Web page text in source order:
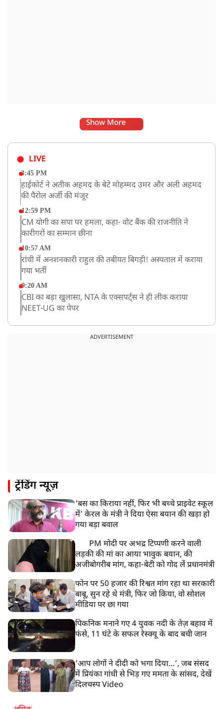
Show More
LIVE
3:45 PM
हाईकोर्ट ने अतीक अहमद के बेटे मोहम्मद उमर और अली अहमद
की पैरोल अर्जी की मंजूर
12:59 PM
CM योगी का सपा पर हमला, कहा- वोट बैंक की राजनीति ने
कारीगरों का सम्मान छीना
10:57 AM
रांची में अनशनकारी राहुल की तबीयत बिगड़ी! अस्पताल में कराया
गया भर्ती
9:20 AM
CBI का बड़ा खुलासा, NTA के एक्सपर्ट्स ने ही लीक कराया
NEET-UG का पेपर
उत्तराखंड: हरिद्वार में गंगा उफान पर, जलस्तर में बढ़ोतरी
ADVERTISEMENT
ट्रेंडिंग न्यूज़
'बस का किराया नहीं, फिर भी बच्चे प्राइवेट स्कूल
में' केरल के मंत्री ने दिया ऐसा बयान की खड़ा हो
गया बड़ा बवाल
PM मोदी पर अभद्र टिप्पणी करने वाली
लड़की की मां का आया भावुक बयान, की
अजीबोगरीब मांग, कहा-बेटी को गोद लें प्रधानमंत्री
फोन पर 50 हजार की रिश्वत मांग रहा था सरकारी
बाबू, सुन रहे थे मंत्री, फिर जो किया, वो सोशल
मीडिया पर छा गया
पिकनिक मनाने गए 4 युवक नदी के तेज़ बहाव में
फंसे, 11 घंटे के सफल रेस्क्यू के बाद बची जान
‘आप लोगों ने दीदी को भगा दिया…’, जब संसद
में प्रियंका गांधी से भिड़ गए ममता के सांसद, देखें
दिलचस्प Video